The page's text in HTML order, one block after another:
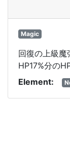
Magic
回復の上級魔
HP17%分の
Element